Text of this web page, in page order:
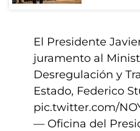
El Presidente
juramento al
Desregulación y
Estado, Federico
pic.twitter.com/
— Oficina del